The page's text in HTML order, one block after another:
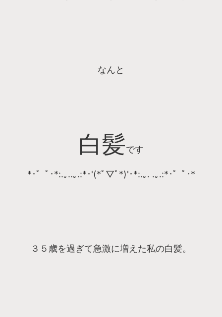
なんと
白髪です
*･゜ﾟ･*:.｡..｡.:*･'(*ﾟ▽ﾟ*)'･*:.｡. .｡.:*･゜ﾟ･*
３５歳を過ぎて急激に増えた私の白髪。